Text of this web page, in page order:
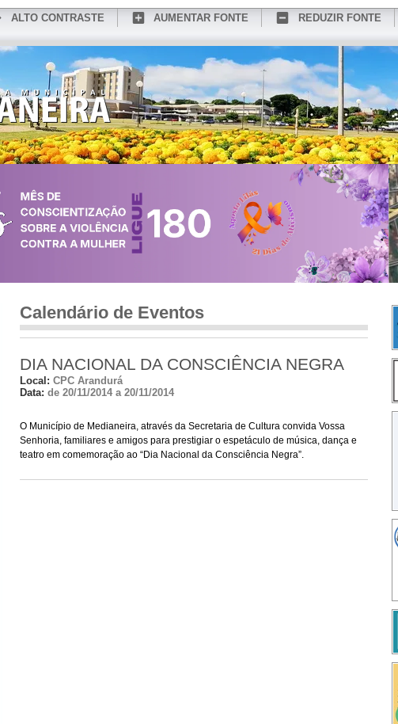
ALTO CONTRASTE AUMENTAR FONTE
REDUZIR FONTE
PORTAL DO SERVIDOR
Calendário de Eventos
DIA NACIONAL DA CONSCIÊNCIA NEGRA
Local: CPC Arandurá
Data: de 20/11/2014 a 20/11/2014
O Município de Medianeira, através da Secretaria de Cultura convida Vossa
Senhoria, familiares e amigos para prestigiar o espetáculo de música, dança e
teatro em comemoração ao “Dia Nacional da Consciência Negra”.